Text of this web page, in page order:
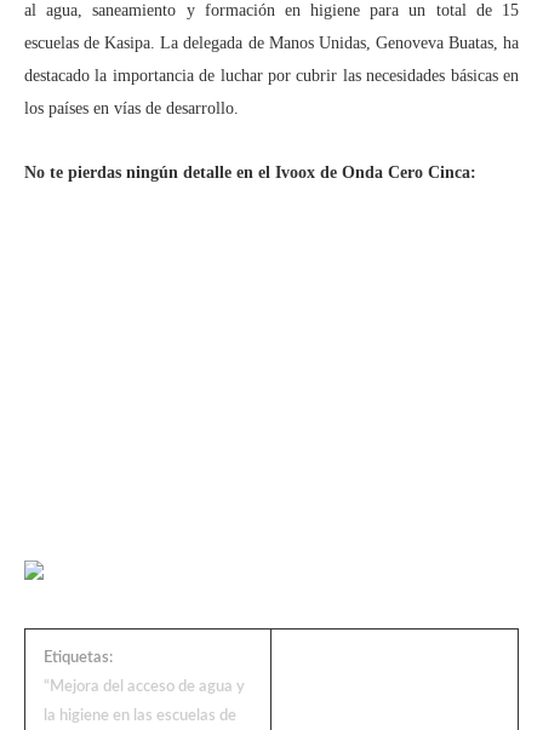
al agua, saneamiento y formación en higiene para un total de 15
escuelas de Kasipa. La delegada de Manos Unidas, Genoveva Buatas, ha
destacado la importancia de luchar por cubrir las necesidades básicas en
los países en vías de desarrollo.
No te pierdas ningún detalle en el Ivoox de Onda Cero Cinca:
Etiquetas:
“Mejora del acceso de agua y
la higiene en las escuelas de